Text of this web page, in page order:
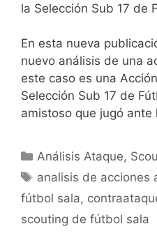
la Selección Sub 17 de
En esta nueva
nuevo análisis de una
este caso es una
Selección Sub 17 de
amistoso que jugó ante
Categorías
Análisis Ataque,
Etiquetas
analisis de acciones
fútbol sala,
scouting de fútbol sala